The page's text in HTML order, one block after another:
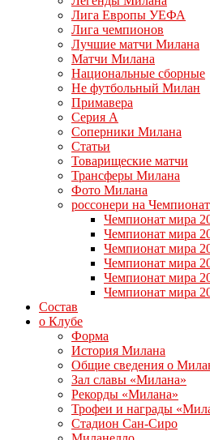
Лига Европы УЕФА
Лига чемпионов
Лучшие матчи Милана
Матчи Милана
Национальные сборные
Не футбольный Милан
Примавера
Серия А
Соперники Милана
Статьи
Товарищеские матчи
Трансферы Милана
Фото Милана
россонери на
Чемпионат мира
Чемпионат мира
Чемпионат мира
Чемпионат мира
Чемпионат мира
Чемпионат мира
Состав
о Клубе
Форма
История Милана
Общие сведения о
Зал славы «Милана»
Рекорды «Милана»
Трофеи и награды
Стадион Сан-Сиро